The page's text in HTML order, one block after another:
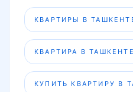
КВАРТИРЫ В
КВАРТИРА В ТАШКЕНТЕ
КУПИТЬ КВАРТИРУ В